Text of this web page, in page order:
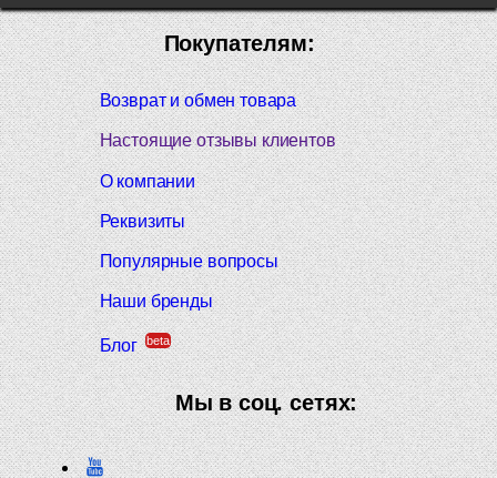
Покупателям:
Возврат и обмен товара
Настоящие отзывы клиентов
О компании
Реквизиты
Популярные вопросы
Наши бренды
Блог beta
Мы в соц. сетях: